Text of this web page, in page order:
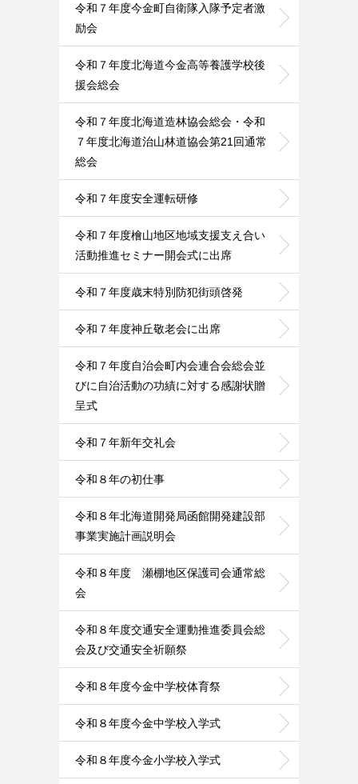
令和７年度今金町自衛隊入隊予定者激
励会
令和７年度北海道今金高等養護学校後
援会総会
令和７年度北海道造林協会総会・令和
７年度北海道治山林道協会第21回通常
総会
令和７年度安全運転研修
令和７年度檜山地区地域支援支え合い
活動推進セミナー開会式に出席
令和７年度歳末特別防犯街頭啓発
令和７年度神丘敬老会に出席
令和７年度自治会町内会連合会総会並
びに自治活動の功績に対する感謝状贈
呈式
令和７年新年交礼会
令和８年の初仕事
令和８年北海道開発局函館開発建設部
事業実施計画説明会
令和８年度 瀬棚地区保護司会通常総
会
令和８年度交通安全運動推進委員会総
会及び交通安全祈願祭
令和８年度今金中学校体育祭
令和８年度今金中学校入学式
令和８年度今金小学校入学式